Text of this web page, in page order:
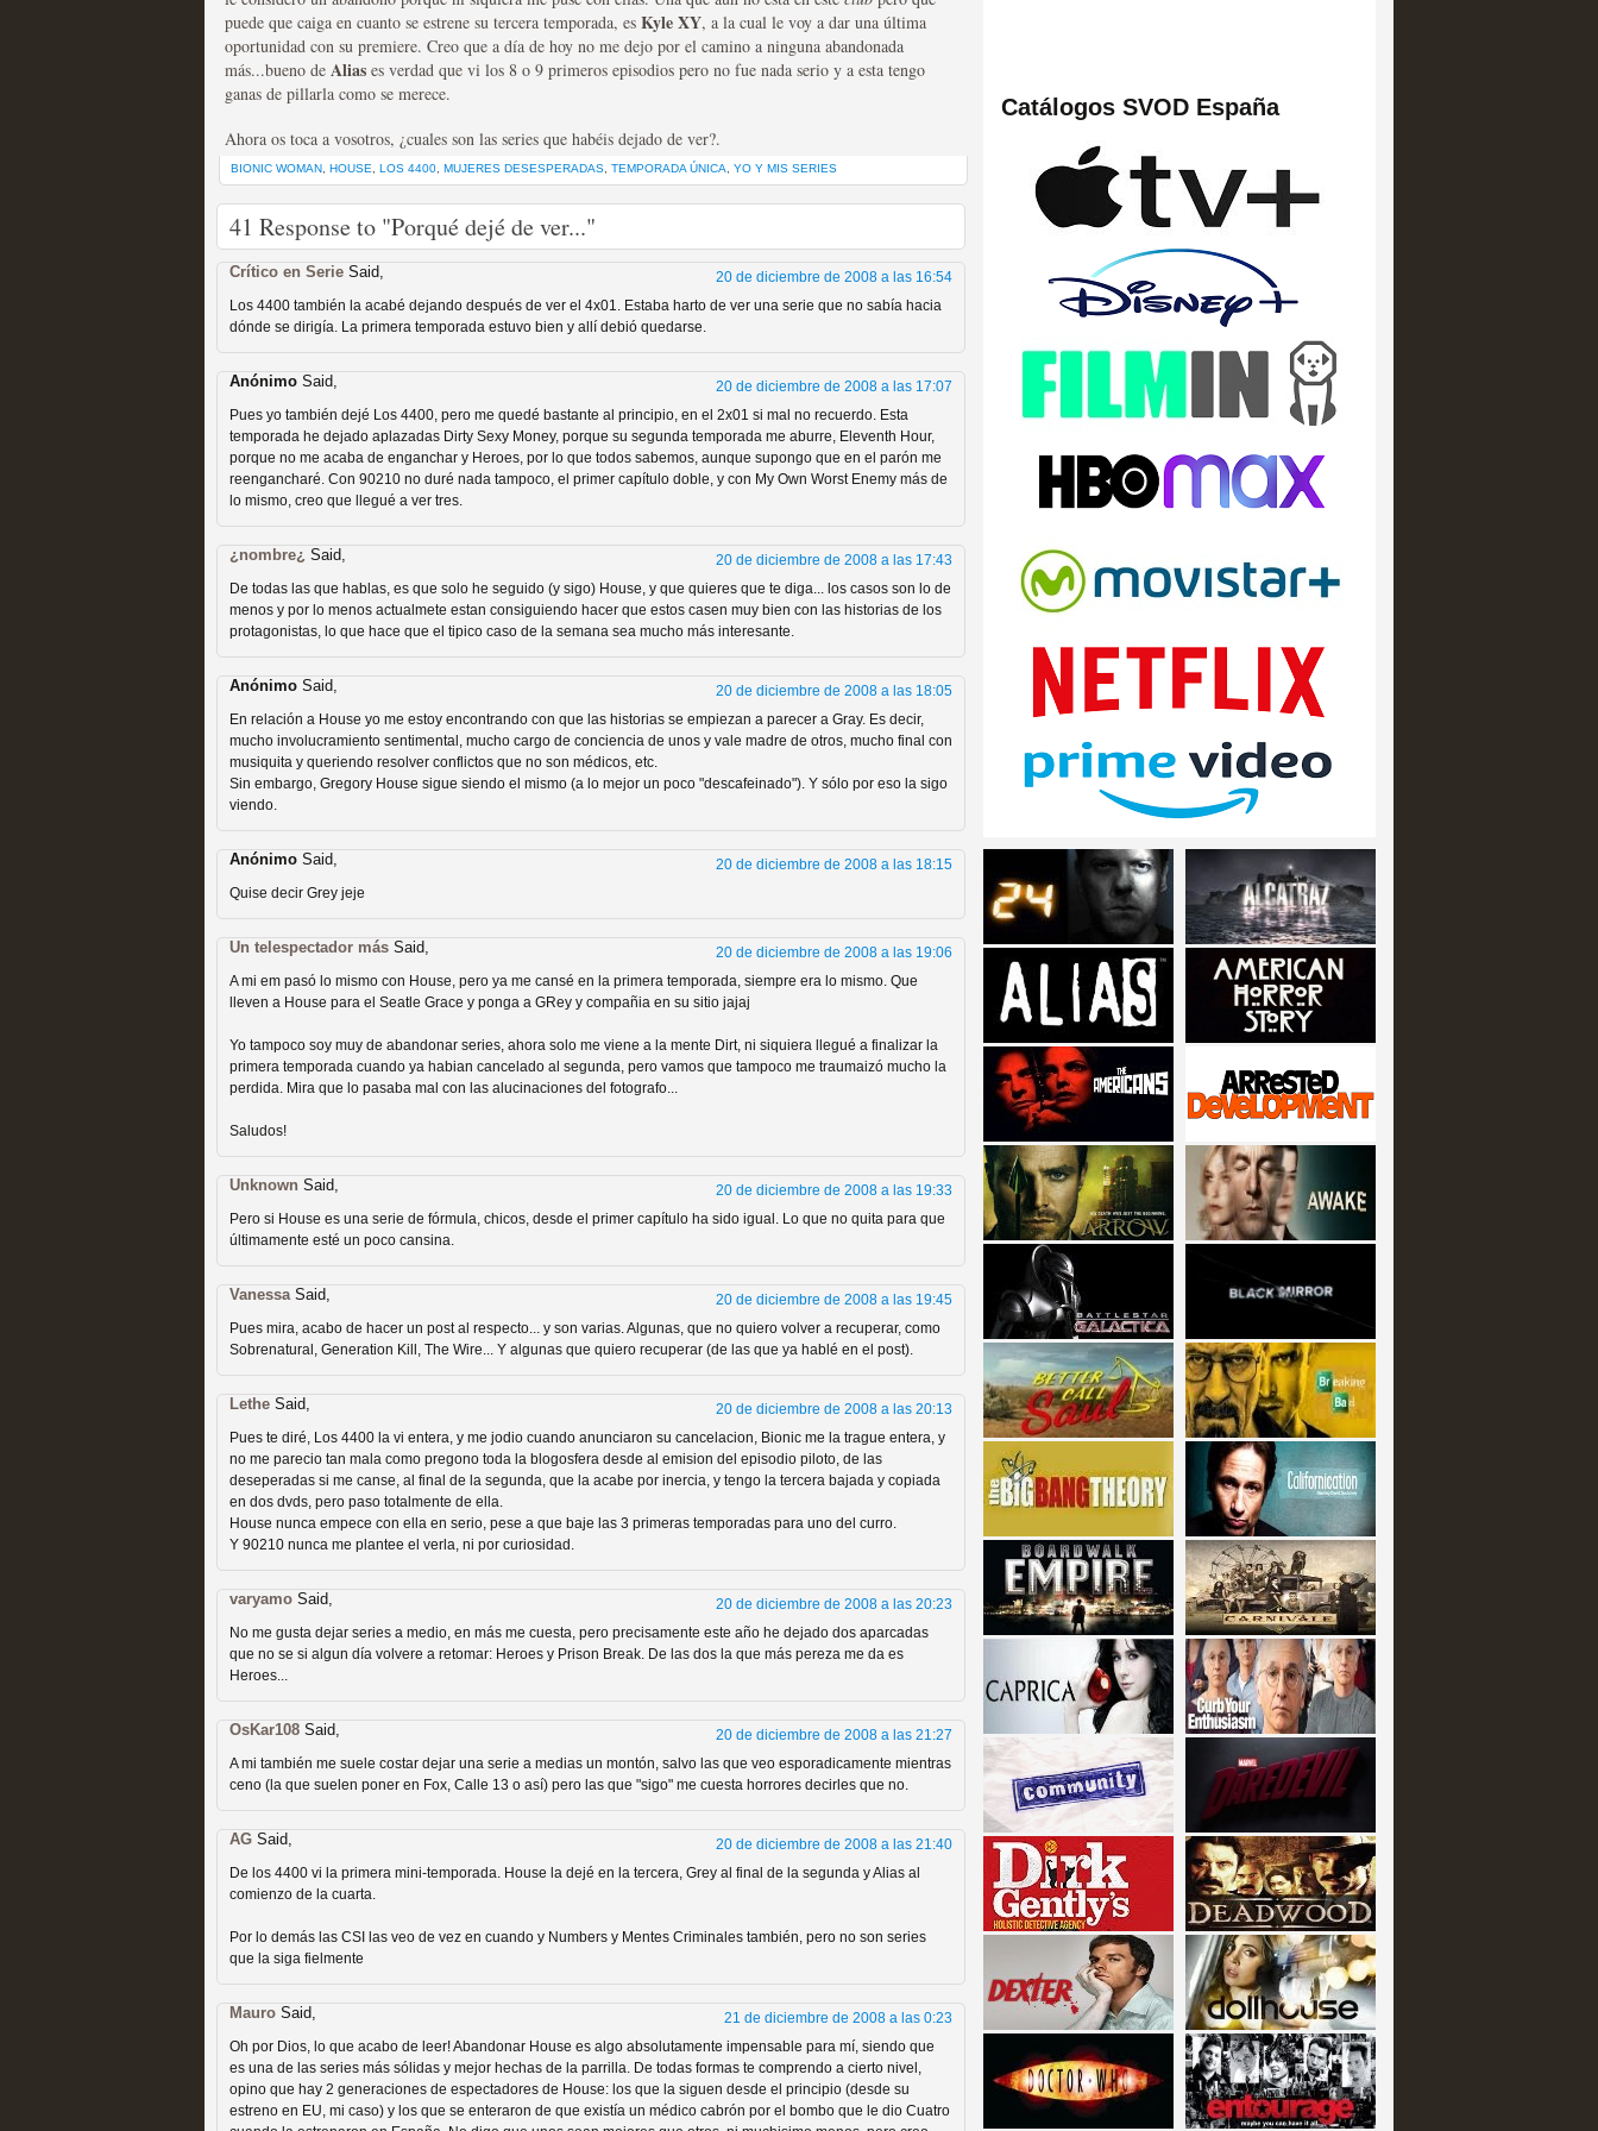
Fin de ciclo para las series de viajes en el tiempo
MOLTISANTI
Recomendación de la semana
Taboo es otra miniserie británica que no es
miniserie
MOLTISANTI
Las temporadas de pilotos de Amazon
MOLTISANTI
Recomendación de la semana
Galería con los Mejores Personajes de Series de
Televisión
MOLTISANTI
Recomendación de la semana
Las productoras de las estrellas de cine y
televisión
MOLTISANTI
Recomendación de la semana
Las series de 10 temporadas están en peligro de
extinción
MOLTISANTI
Recomendación de la semana
Expediente X: Guía para descubrir la "verdad"
MOLTISANTI
Recomendación de la semana
puede que caiga en cuanto se estrene su tercera temporada, es Kyle XY, a la cual le voy a dar una última
oportunidad con su premiere. Creo que a día de hoy no me dejo por el camino a ninguna abandonada
más...bueno de Alias es verdad que vi los 8 o 9 primeros episodios pero no fue nada serio y a esta tengo
ganas de pillarla como se merece.
Ahora os toca a vosotros, ¿cuales son las series que habéis dejado de ver?.
BIONIC WOMAN HOUSE LOS 4400 MUJERES DESESPERADAS TEMPORADA ÚNICA YO Y MIS SERIES
41 Response to "Porqué dejé de ver..."
Crítico en Serie Said,
20 de diciembre de 2008 a las 16:54
Los 4400 también la acabé dejando después de ver el 4x01. Estaba harto de ver una serie que no sabía hacia
dónde se dirigía. La primera temporada estuvo bien y allí debió quedarse.
Anónimo Said,
20 de diciembre de 2008 a las 17:07
Pues yo también dejé Los 4400, pero me quedé bastante al principio, en el 2x01 si mal no recuerdo. Esta
temporada he dejado aplazadas Dirty Sexy Money, porque su segunda temporada me aburre, Eleventh Hour,
porque no me acaba de enganchar y Heroes, por lo que todos sabemos, aunque supongo que en el parón me
reengancharé. Con 90210 no duré nada tampoco, el primer capítulo doble, y con My Own Worst Enemy más de
lo mismo, creo que llegué a ver tres.
¿nombre¿ Said,
20 de diciembre de 2008 a las 17:43
De todas las que hablas, es que solo he seguido (y sigo) House, y que quieres que te diga... los casos son lo de
menos y por lo menos actualmete estan consiguiendo hacer que estos casen muy bien con las historias de los
protagonistas, lo que hace que el tipico caso de la semana sea mucho más interesante.
Anónimo Said,
20 de diciembre de 2008 a las 18:05
En relación a House yo me estoy encontrando con que las historias se empiezan a parecer a Gray. Es decir,
mucho involucramiento sentimental, mucho cargo de conciencia de unos y vale madre de otros, mucho final con
musiquita y queriendo resolver conflictos que no son médicos, etc.
Sin embargo, Gregory House sigue siendo el mismo (a lo mejor un poco "descafeinado"). Y sólo por eso la sigo
viendo.
Anónimo Said,
20 de diciembre de 2008 a las 18:15
Quise decir Grey jeje
Un telespectador más Said,
20 de diciembre de 2008 a las 19:06
A mi em pasó lo mismo con House, pero ya me cansé en la primera temporada, siempre era lo mismo. Que
lleven a House para el Seatle Grace y ponga a GRey y compañia en su sitio jajaj
Yo tampoco soy muy de abandonar series, ahora solo me viene a la mente Dirt, ni siquiera llegué a finalizar la
primera temporada cuando ya habian cancelado al segunda, pero vamos que tampoco me traumaizó mucho la
perdida. Mira que lo pasaba mal con las alucinaciones del fotografo...
Saludos!
Unknown Said,
20 de diciembre de 2008 a las 19:33
Pero si House es una serie de fórmula, chicos, desde el primer capítulo ha sido igual. Lo que no quita para que
últimamente esté un poco cansina.
Vanessa Said,
20 de diciembre de 2008 a las 19:45
Pues mira, acabo de hacer un post al respecto... y son varias. Algunas, que no quiero volver a recuperar, como
Sobrenatural, Generation Kill, The Wire... Y algunas que quiero recuperar (de las que ya hablé en el post).
Lethe Said,
20 de diciembre de 2008 a las 20:13
Pues te diré, Los 4400 la vi entera, y me jodio cuando anunciaron su cancelacion, Bionic me la trague entera, y
no me parecio tan mala como pregono toda la blogosfera desde al emision del episodio piloto, de las
deseperadas si me canse, al final de la segunda, que la acabe por inercia, y tengo la tercera bajada y copiada
en dos dvds, pero paso totalmente de ella.
House nunca empece con ella en serio, pese a que baje las 3 primeras temporadas para uno del curro.
Y 90210 nunca me plantee el verla, ni por curiosidad.
varyamo Said,
20 de diciembre de 2008 a las 20:23
No me gusta dejar series a medio, en más me cuesta, pero precisamente este año he dejado dos aparcadas
que no se si algun día volvere a retomar: Heroes y Prison Break. De las dos la que más pereza me da es
Heroes...
OsKar108 Said,
20 de diciembre de 2008 a las 21:27
A mi también me suele costar dejar una serie a medias un montón, salvo las que veo esporadicamente mientras
ceno (la que suelen poner en Fox, Calle 13 o así) pero las que "sigo" me cuesta horrores decirles que no.
AG Said,
20 de diciembre de 2008 a las 21:40
De los 4400 vi la primera mini-temporada. House la dejé en la tercera, Grey al final de la segunda y Alias al
comienzo de la cuarta.
Por lo demás las CSI las veo de vez en cuando y Numbers y Mentes Criminales también, pero no son series
que la siga fielmente
Mauro Said,
21 de diciembre de 2008 a las 0:23
Oh por Dios, lo que acabo de leer! Abandonar House es algo absolutamente impensable para mí, siendo que
es una de las series más sólidas y mejor hechas de la parrilla. De todas formas te comprendo a cierto nivel,
opino que hay 2 generaciones de espectadores de House: los que la siguen desde el principio (desde su
estreno en EU, mi caso) y los que se enteraron de que existía un médico cabrón por el bombo que le dio Cuatro
Catálogos SVOD España